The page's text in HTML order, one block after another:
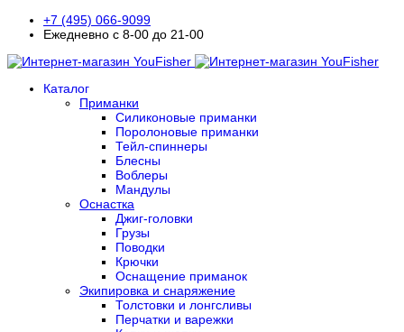
+7 (495) 066-9099
Ежедневно с 8-00 до 21-00
Каталог
Приманки
Силиконовые приманки
Поролоновые приманки
Тейл-спиннеры
Блесны
Воблеры
Мандулы
Оснастка
Джиг-головки
Грузы
Поводки
Крючки
Оснащение приманок
Экипировка и снаряжение
Толстовки и лонгсливы
Перчатки и варежки